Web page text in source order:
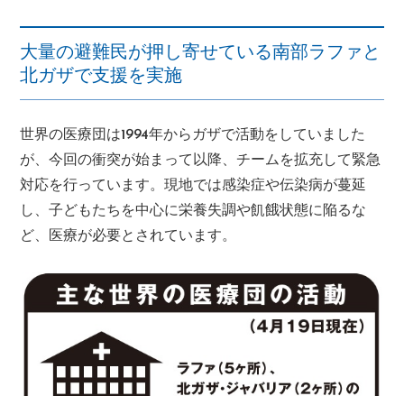
大量の避難民が押し寄せている南部ラファと
北ガザで支援を実施
世界の医療団は1994年からガザで活動をしていました
が、今回の衝突が始まって以降、チームを拡充して緊急
対応を行っています。現地では感染症や伝染病が蔓延
し、子どもたちを中心に栄養失調や飢餓状態に陥るな
ど、医療が必要とされています。